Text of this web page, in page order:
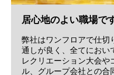
居心地のよい職場で
弊社はワンフロアで仕切
通しが良く、全てにおい
レクリエーション大会や
ル、グループ会社との合